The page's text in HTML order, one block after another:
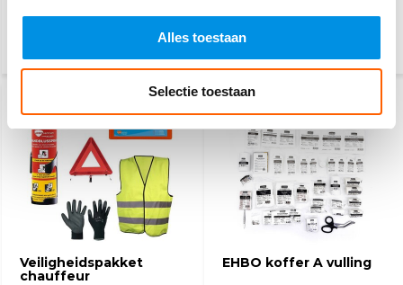
Alles toestaan
Selectie toestaan
Veiligheidspakket
chauffeur
-13%
-13%
EHBO koffer A vulling